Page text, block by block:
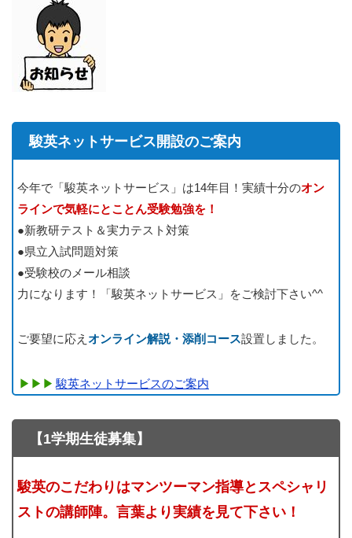
駿英ネットサービス開設のご案内
今年で「駿英ネットサービス」は14年目！実績十分のオン
ラインで気軽にとことん受験勉強を！
●新教研テスト＆実力テスト対策
●県立入試問題対策
●受験校のメール相談
力になります！「駿英ネットサービス」をご検討下さい^^
ご要望に応え オンライン解説・添削コース設置しました。
駿英ネットサービスのご案内
【1学期生徒募集】
駿英のこだわりはマンツーマン指導とスペシャリ
ストの講師陣。言葉より実績を見て下さい！